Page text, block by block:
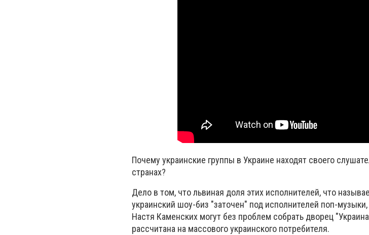
Почему украинские группы в Украине находят своего
странах?
Дело в том, что львиная доля этих исполнителей, что
украинский шоу-биз "заточен" под исполнителей поп-
Настя Каменских могут без проблем собрать дворец
рассчитана на массового украинского потребителя.